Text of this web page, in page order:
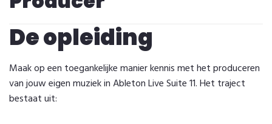
De opleiding
Maak op een toegankelijke manier kennis met het produceren
van jouw eigen muziek in Ableton Live Suite 11. Het traject
bestaat uit: